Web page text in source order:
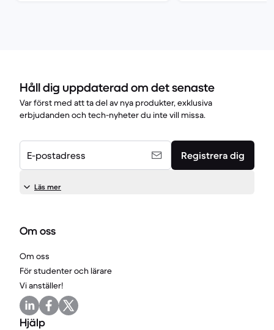
Håll dig uppdaterad om det senaste
Var först med att ta del av nya produkter, exklusiva
erbjudanden och tech-nyheter du inte vill missa.
E-postadress Registrera dig
Läs mer
Om oss
Om oss
För studenter och lärare
Vi anställer!
Hjälp